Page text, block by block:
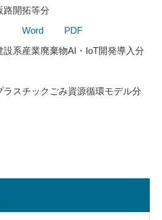
路開拓等分
Word
PDF
系産業廃棄物AI・IoT開発導入分
スチックごみ資源循環モデル分